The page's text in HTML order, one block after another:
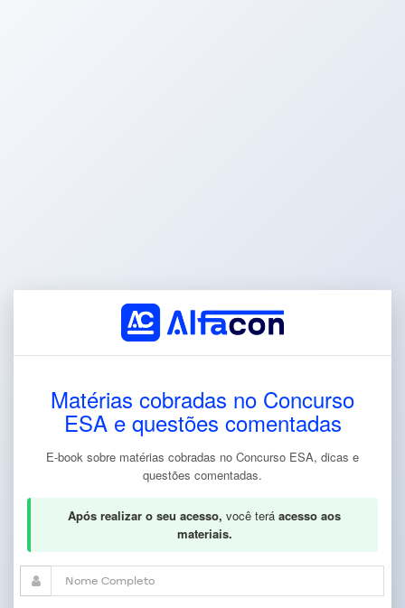
Matérias cobradas no Concurso
ESA e questões comentadas
E-book sobre matérias cobradas no Concurso ESA, dicas e
questões comentadas.
Após realizar o seu acesso, você terá acesso aos
materiais.